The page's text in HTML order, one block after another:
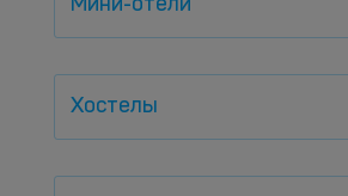
Мини-отели
Хостелы